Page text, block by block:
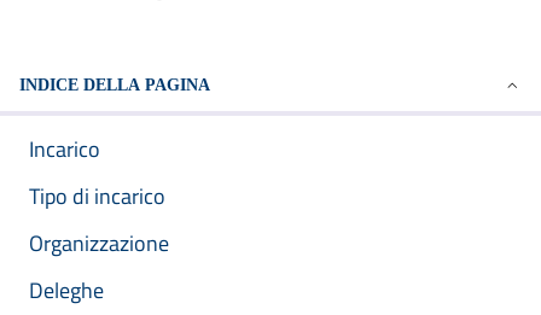
INDICE DELLA PAGINA
Incarico
Tipo di incarico
Organizzazione
Deleghe